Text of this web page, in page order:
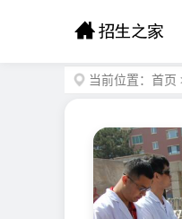
当前位置： 首页